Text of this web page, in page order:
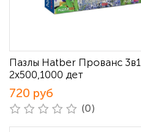
Пазлы Hatber Прованс 3в1
2х500,1000 дет
720 руб
(0)